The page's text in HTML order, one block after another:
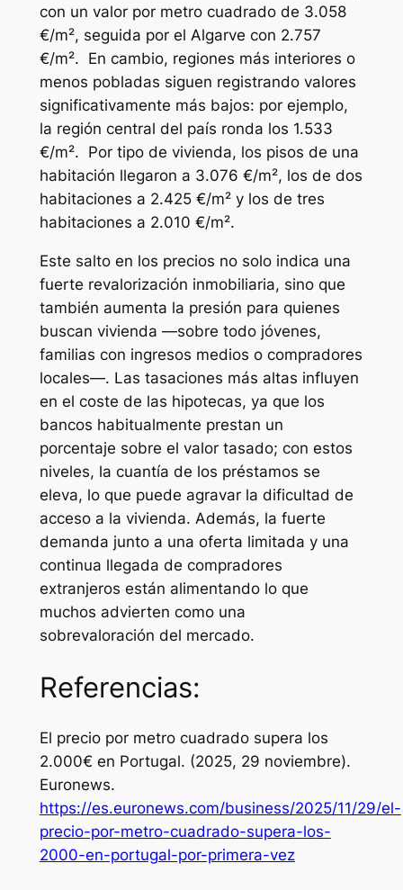
con un valor por metro cuadrado de 3.058
€/m², seguida por el Algarve con 2.757
€/m². En cambio, regiones más interiores o
menos pobladas siguen registrando valores
significativamente más bajos: por ejemplo,
la región central del país ronda los 1.533
€/m². Por tipo de vivienda, los pisos de una
habitación llegaron a 3.076 €/m², los de dos
habitaciones a 2.425 €/m² y los de tres
habitaciones a 2.010 €/m².
Este salto en los precios no solo indica una
fuerte revalorización inmobiliaria, sino que
también aumenta la presión para quienes
buscan vivienda —sobre todo jóvenes,
familias con ingresos medios o compradores
locales—. Las tasaciones más altas influyen
en el coste de las hipotecas, ya que los
bancos habitualmente prestan un
porcentaje sobre el valor tasado; con estos
niveles, la cuantía de los préstamos se
eleva, lo que puede agravar la dificultad de
acceso a la vivienda. Además, la fuerte
demanda junto a una oferta limitada y una
continua llegada de compradores
extranjeros están alimentando lo que
muchos advierten como una
sobrevaloración del mercado.
Referencias:
El precio por metro cuadrado supera los
2.000€ en Portugal. (2025, 29 noviembre).
Euronews.
https://es.euronews.com/business/2025/11/29/el-
precio-por-metro-cuadrado-supera-los-
2000-en-portugal-por-primera-vez